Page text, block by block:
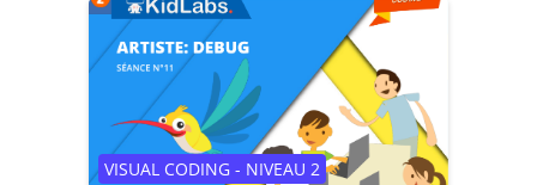
Catégorie de cours
VISUAL CODING - NIVEAU 2